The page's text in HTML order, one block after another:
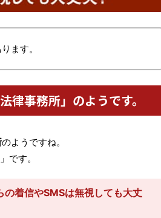
ます。
律事務所」のようです。
のようですね。
」です。
着信やSMSは無視しても大丈